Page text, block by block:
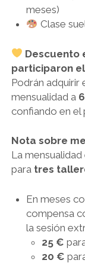
meses)
Clase
Descuento
participaron
Podrán adquirir
mensualidad a
confiando en
Nota sobre
La
para tres
En meses
compensa
la sesión
25 €
20 €